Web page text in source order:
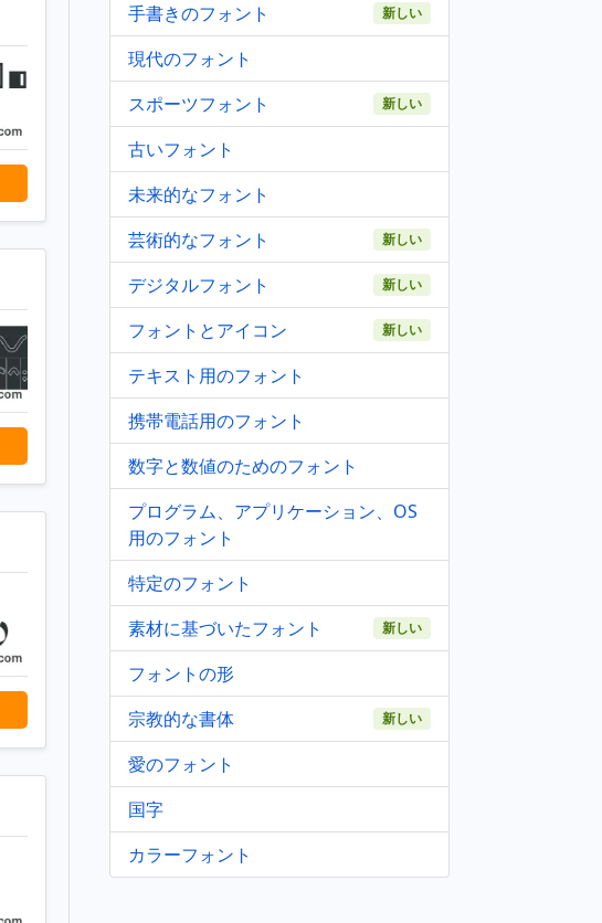
手書きのフォント 新しい
現代のフォント
スポーツフォント
新しい
古いフォント
未来的なフォント
芸術的なフォント
新しい
デジタルフォント 新しい
フォントとアイコン 新しい
テキスト用のフォント
携帯電話用のフォント
数字と数値のためのフォント
プログラム、アプリケーション、OS
用のフォント
特定のフォント
素材に基づいたフォント
新しい
フォントの形
宗教的な書体
新しい
愛のフォント
国字
カラーフォント